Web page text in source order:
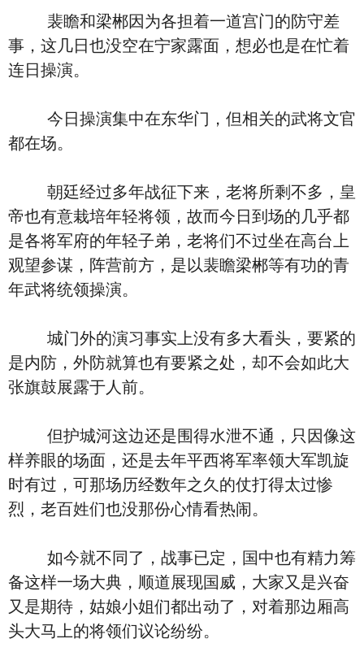
裴瞻和梁郴因为各担着一道宫门的防守差
事，这几日也没空在宁家露面，想必也是在忙着
连日操演。
今日操演集中在东华门，但相关的武将文官
都在场。
朝廷经过多年战征下来，老将所剩不多，皇
帝也有意栽培年轻将领，故而今日到场的几乎都
是各将军府的年轻子弟，老将们不过坐在高台上
观望参谋，阵营前方，是以裴瞻梁郴等有功的青
年武将统领操演。
城门外的演习事实上没有多大看头，要紧的
是内防，外防就算也有要紧之处，却不会如此大
张旗鼓展露于人前。
但护城河这边还是围得水泄不通，只因像这
样养眼的场面，还是去年平西将军率领大军凯旋
时有过，可那场历经数年之久的仗打得太过惨
烈，老百姓们也没那份心情看热闹。
如今就不同了，战事已定，国中也有精力筹
备这样一场大典，顺道展现国威，大家又是兴奋
又是期待，姑娘小姐们都出动了，对着那边厢高
头大马上的将领们议论纷纷。